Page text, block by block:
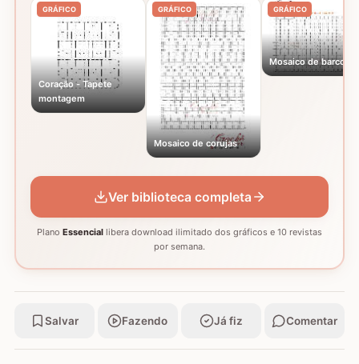
GRÁFICO
Coração - Tapete
montagem
GRÁFICO
Mosaico de corujas
GRÁFICO
Mosaico de barcos
Ver biblioteca completa
Plano Essencial libera download ilimitado dos gráficos e 10 revistas
por semana.
Salvar Fazendo Já fiz Comentar